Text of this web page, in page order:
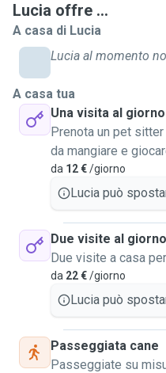
Lucia offre ...
A casa di Lucia
Lucia al momento
A casa tua
Una visita al giorno
Prenota un pet
da mangiare e
da 12 €/giorno
Lucia può
Due visite al giorno
Due visite a casa
da 22 €/giorno
Lucia può
Passeggiata cane
Passeggiate su